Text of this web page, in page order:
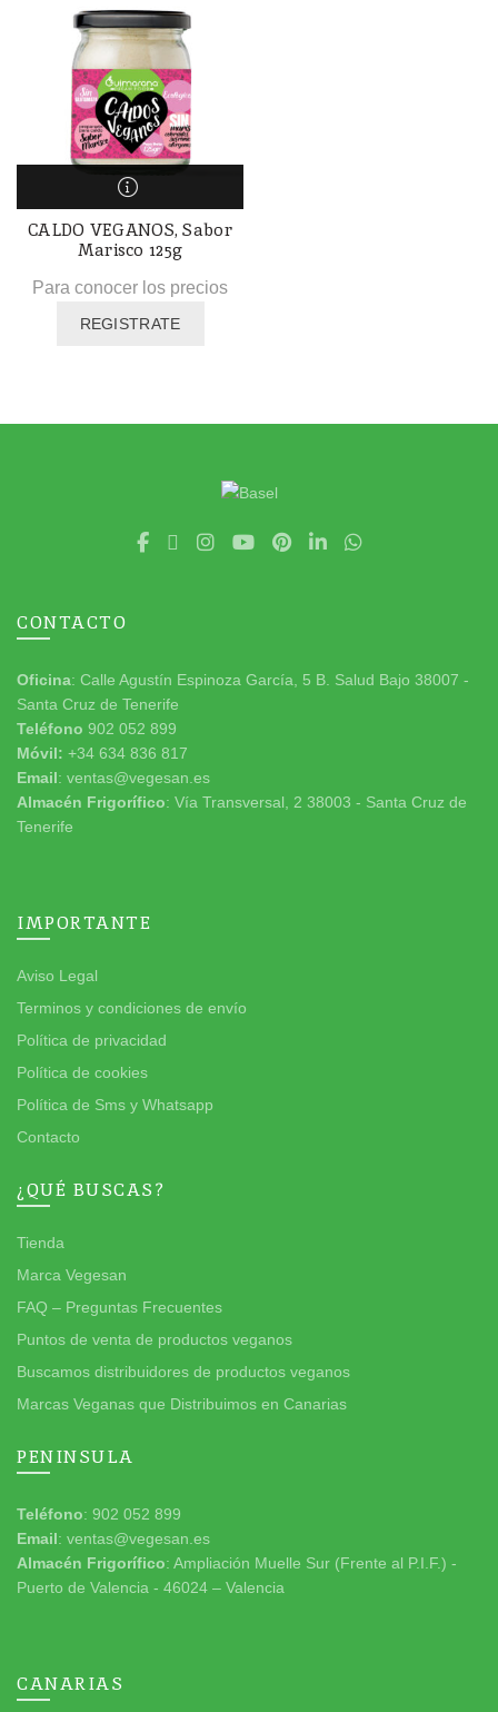
CALDO VEGANOS, Sabor
Marisco 125g
Para conocer los precios
REGISTRATE
CONTACTO
Oficina: Calle Agustín Espinoza García, 5 B. Salud Bajo 38007 -
Santa Cruz de Tenerife
Teléfono 902 052 899
Móvil: +34 634 836 817
Email: ventas@vegesan.es
Almacén Frigorífico: Vía Transversal, 2 38003 - Santa Cruz de
Tenerife
IMPORTANTE
Aviso Legal
Terminos y condiciones de envío
Política de privacidad
Política de cookies
Política de Sms y Whatsapp
Contacto
¿QUÉ BUSCAS?
Tienda
Marca Vegesan
FAQ – Preguntas Frecuentes
Puntos de venta de productos veganos
Buscamos distribuidores de productos veganos
Marcas Veganas que Distribuimos en Canarias
PENINSULA
Teléfono: 902 052 899
Email: ventas@vegesan.es
Almacén Frigorífico: Ampliación Muelle Sur (Frente al P.I.F.) -
Puerto de Valencia - 46024 – Valencia
CANARIAS